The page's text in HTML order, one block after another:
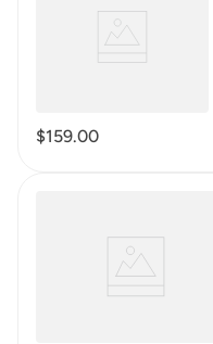
$159.00